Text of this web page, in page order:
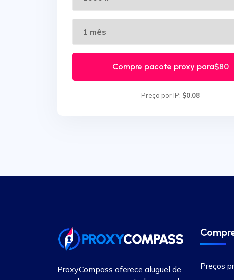
Compre pacote proxy para$80
Preço por IP: $0.08
ProxyCompass oferece aluguel de
Preços